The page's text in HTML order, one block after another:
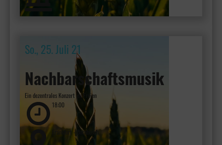
So., 25. Juli 21
Nachbarschaftsmusik
Ein dezentrales Konzert im Freien
18:00
Frankfurt - Dornbusch